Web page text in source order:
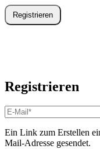
Registrieren
Registrieren
E-
Mail-
Adresse*
Erforderlich
Ein Link zum Erstellen
Mail-Adresse gesendet.